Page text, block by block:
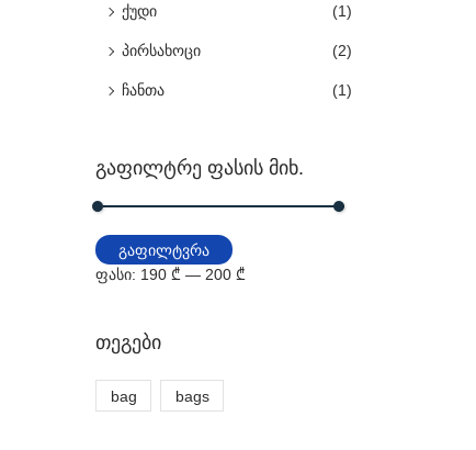
ქუდი (1)
პირსახოცი (2)
ჩანთა (1)
გაფილტრე ფასის მიხ.
გაფილტვრა
ფასი: 190 ₾ — 200 ₾
თეგები
bag bags